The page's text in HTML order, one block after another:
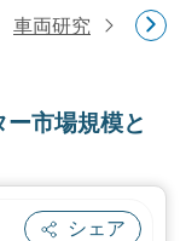
車両研究 アジ
市場規模と
シェア